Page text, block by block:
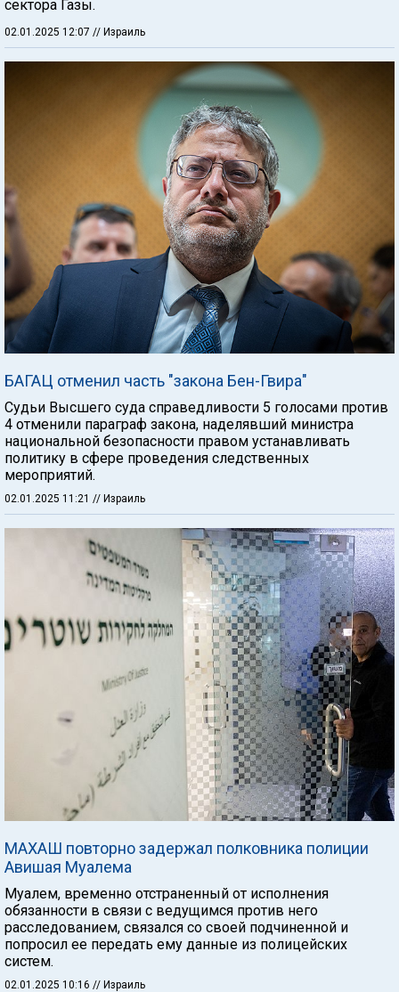
сектора Газы.
02.01.2025 12:07 // Израиль
БАГАЦ отменил часть "закона Бен-Гвира"
Судьи Высшего суда справедливости 5 голосами против
4 отменили параграф закона, наделявший министра
национальной безопасности правом устанавливать
политику в сфере проведения следственных
мероприятий.
02.01.2025 11:21 // Израиль
МАХАШ повторно задержал полковника полиции
Авишая Муалема
Муалем, временно отстраненный от исполнения
обязанности в связи с ведущимся против него
расследованием, связался со своей подчиненной и
попросил ее передать ему данные из полицейских
систем.
02.01.2025 10:16 // Израиль